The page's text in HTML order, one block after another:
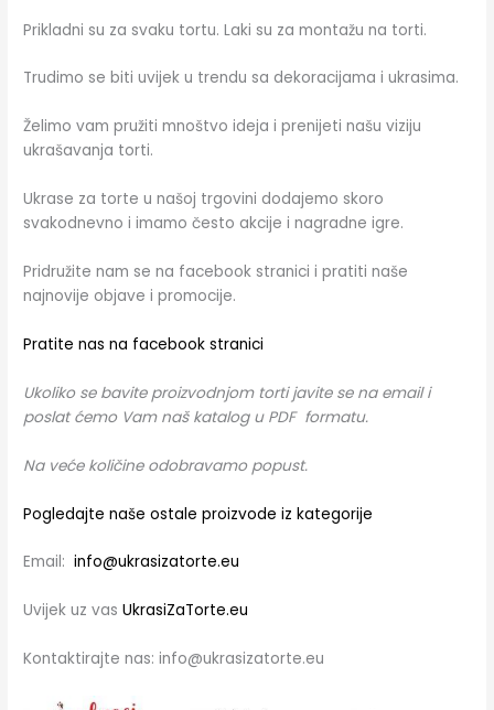
Prikladni su za svaku tortu. Laki su za montažu na torti.
Trudimo se biti uvijek u trendu sa dekoracijama i ukrasima.
Želimo vam pružiti mnoštvo ideja i prenijeti našu viziju
ukrašavanja torti.
Ukrase za torte u našoj trgovini dodajemo skoro
svakodnevno i imamo često akcije i nagradne igre.
Pridružite nam se na facebook stranici i pratiti naše
najnovije objave i promocije.
Pratite nas na facebook stranici
Ukoliko se bavite proizvodnjom torti javite se na email i
poslat ćemo Vam naš katalog u PDF formatu.
Na veće količine odobravamo popust.
Pogledajte naše ostale proizvode iz kategorije
Email:info@ukrasizatorte.eu
Uvijek uz vasUkrasiZaTorte.eu
Kontaktirajte nas: info@ukrasizatorte.eu